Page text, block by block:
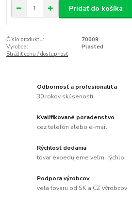
Pridať do košíka
Číslo produktu:
70009
Výrobca:
Plasted
Strážiť cenu / dostupnosť
Odbornosť a profesionalita
30 rokov skúseností
Kvalifikované poradenstvo
cez telefón alebo e-mail
Rýchlosť dodania
tovar expedujeme veľmi rýchlo
Podpora výrobcov
veľa tovaru od SK a CZ výrobcov